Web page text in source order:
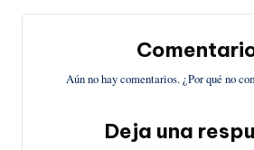
Aún no hay comentarios. ¿Por qué no
Deja una